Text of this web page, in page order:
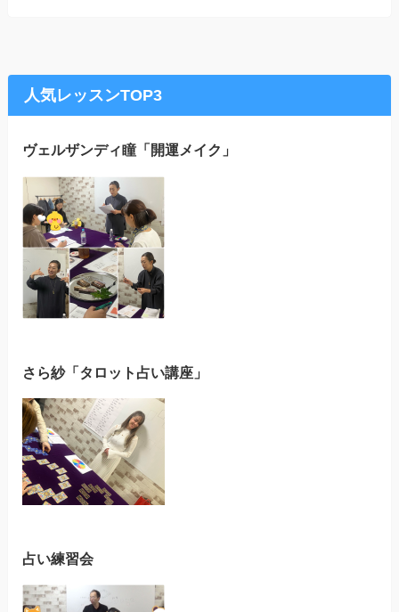
人気レッスンTOP3
ヴェルザンディ瞳「開運メイク」
さら紗「タロット占い講座」
占い練習会